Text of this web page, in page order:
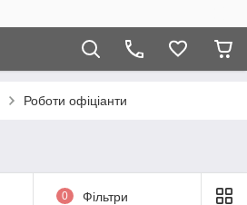
Роботи офіціанти
0 Фільтри